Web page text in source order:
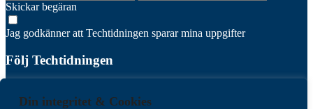
Din integritet & Cookies
Skickar begäran
Jag godkänner att Techtidningen sparar mina uppgifter
Följ Techtidningen
Linkedin